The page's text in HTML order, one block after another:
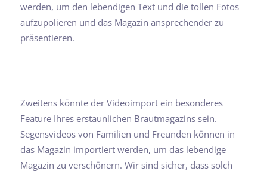
werden, um den lebendigen Text und die tollen Fotos
aufzupolieren und das Magazin ansprechender zu
präsentieren.
Zweitens könnte der Videoimport ein besonderes
Feature Ihres erstaunlichen Brautmagazins sein.
Segensvideos von Familien und Freunden können in
das Magazin importiert werden, um das lebendige
Magazin zu verschönern. Wir sind sicher, dass solch